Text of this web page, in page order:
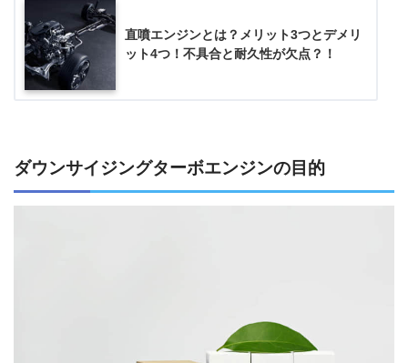
直噴エンジンとは？メリット3つとデメリ
ット4つ！不具合と耐久性が欠点？！
ダウンサイジングターボエンジンの目的